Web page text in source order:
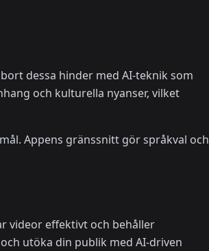
dessa hinder med AI-teknik som
och kulturella nyanser, vilket
Appens gränssnitt gör språkval och
videor effektivt och behåller
utöka din publik med AI-driven